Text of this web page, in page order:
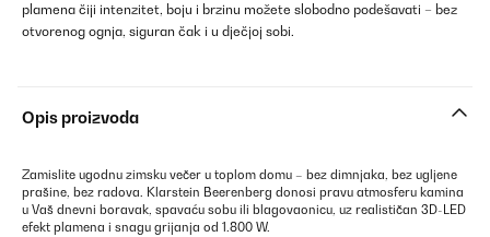
plamena čiji intenzitet, boju i brzinu možete slobodno podešavati – bez
otvorenog ognja, siguran čak i u dječjoj sobi.
Opis proizvoda
Zamislite ugodnu zimsku večer u toplom domu – bez dimnjaka, bez ugljene
prašine, bez radova. Klarstein Beerenberg donosi pravu atmosferu kamina
u Vaš dnevni boravak, spavaću sobu ili blagovaonicu, uz realističan 3D-LED
efekt plamena i snagu grijanja od 1.800 W.